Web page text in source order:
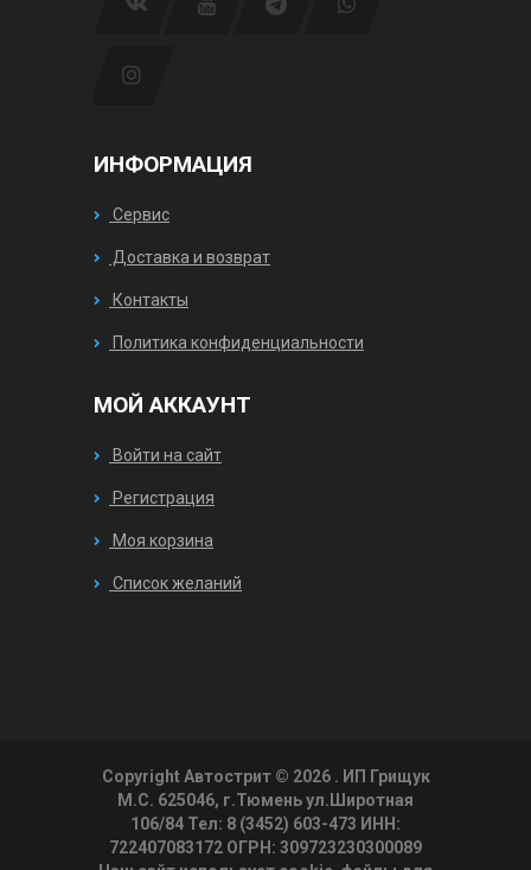
ИНФОРМАЦИЯ
Сервис
Доставка и возврат
Контакты
Политика конфиденциальности
МОЙ АККАУНТ
Войти на сайт
Регистрация
Моя корзина
Список желаний
Copyright Автострит © 2026 . ИП Грищук
М.С. 625046, г.Тюмень ул.Широтная
106/84 Тел: 8 (3452) 603-473 ИНН:
722407083172 ОГРН: 309723230300089